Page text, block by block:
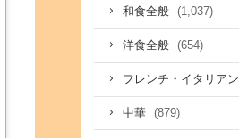
和食全般 (1,037)
洋食全般 (654)
フレンチ・イタリアン
中華 (879)